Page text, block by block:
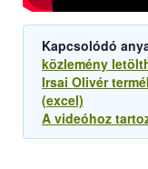
Kapcsolódó
közlemény
Irsai Olivér
(excel)
A videóhoz